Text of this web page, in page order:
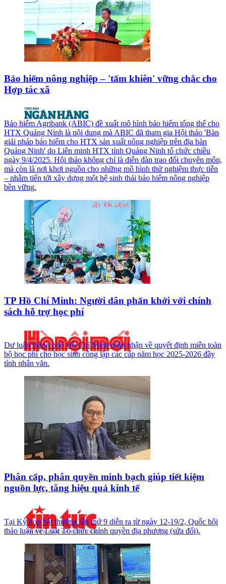
Bảo hiểm nông nghiệp – 'tấm khiên' vững chắc cho
Hợp tác xã
Bảo hiểm Agribank (ABIC) đề xuất mô hình bảo hiểm tổng thể cho
HTX Quảng Ninh là nội dung mà ABIC đã tham gia Hội thảo 'Bàn
giải pháp bảo hiểm cho HTX sản xuất nông nghiệp trên địa bàn
Quảng Ninh' do Liên minh HTX tỉnh Quảng Ninh tổ chức chiều
ngày 9/4/2025. Hội thảo không chỉ là diễn đàn trao đổi chuyên môn,
mà còn là nơi khơi nguồn cho những mô hình thử nghiệm thực tiễn
– nhằm tiến tới xây dựng một hệ sinh thái bảo hiểm nông nghiệp
bền vững.
TP Hồ Chí Minh: Người dân phấn khởi với chính
sách hỗ trợ học phí
Dư luận thành phố Hồ Chí Minh nhìn nhận về quyết định miễn toàn
bộ học phí cho học sinh công lập các cấp năm học 2025-2026 đầy
tính nhân văn.
Phân cấp, phân quyền minh bạch giúp tiết kiệm
nguồn lực, tăng hiệu quả kinh tế
Tại Kỳ họp bất thường lần thứ 9 diễn ra từ ngày 12-19/2, Quốc hội
thảo luận về Luật Tổ chức chính quyền địa phương (sửa đổi).